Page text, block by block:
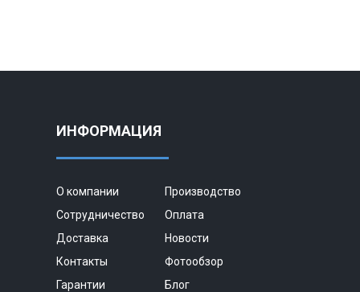
ИНФОРМАЦИЯ
О компании
Производство
Сотрудничество
Оплата
Доставка
Новости
Контакты
Фотообзор
Гарантии
Блог